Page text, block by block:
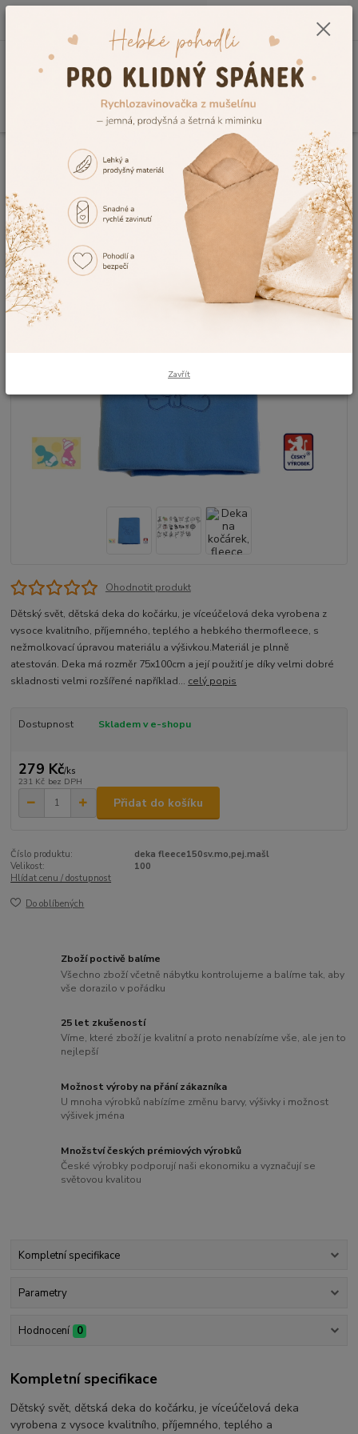
0,00 Kč
Dětské deky do kočárku Deky fleece s výšivkou
Deka na kočárek,
fleece, světle modrá s pejskem s mašlí
Deka na kočárek, fleece, světle
modrá s pejskem s mašlí
Ohodnotit produkt
Dětský svět, dětská deka do kočárku, je víceúčelová deka vyrobena z
vysoce kvalitního, příjemného, teplého a hebkého thermofleece, s
nežmolkovací úpravou materiálu a výšivkou.Materiál je plnně
atestován. Deka má rozměr 75x100cm a její použití je díky velmi dobré
skladnosti velmi rozšířené například... celý popis
Dostupnost Skladem v e-shopu
279 Kč/ks
231 Kč bez DPH
Přidat do košíku
Číslo produktu:
deka fleece150sv.mo,pej.mašl
Velikost:
100
Hlídat cenu / dostupnost
Do oblíbených
Zboží poctivě balíme
Všechno zboží včetně nábytku kontrolujeme a balíme tak, aby
vše dorazilo v pořádku
25 let zkušeností
Víme, které zboží je kvalitní a proto nenabízíme vše, ale jen to
nejlepší
Možnost výroby na přání zákazníka
U mnoha výrobků nabízíme změnu barvy, výšivky i možnost
výšivek jména
Množství českých prémiových výrobků
České výrobky podporují naši ekonomiku a vyznačují se
světovou kvalitou
Kompletní specifikace
Parametry
Hodnocení 0
Kompletní specifikace
Dětský svět, dětská deka do kočárku, je víceúčelová deka
vyrobena z vysoce kvalitního, příjemného, teplého a
Zavřít